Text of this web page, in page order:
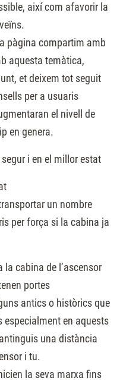
així com afavorir la
pàgina compartim amb
aquesta temàtica,
et deixem tot seguit
per a usuaris
el nivell de
en genera.
i en el millor estat
un nombre
per força si la cabina ja
la cabina de l’ascensor
portes
antics o històrics que
especialment en aquests
una distància
i tu.
la seva marxa fins